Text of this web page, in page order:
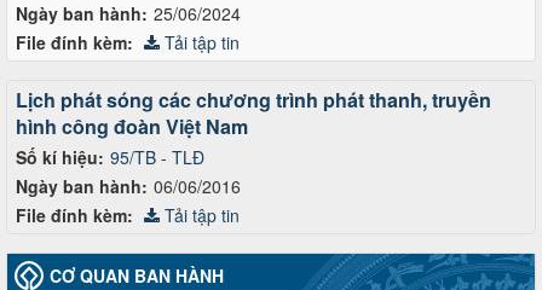
Ngày ban hành: 25/06/2024
File đính kèm: Tải tập tin
Số kí hiệu: 95/TB - TLĐ
Ngày ban hành: 06/06/2016
Lịch phát sóng các chương trình phát thanh, truyền
hình công đoàn Việt Nam
File đính kèm: Tải tập tin
CƠ QUAN BAN HÀNH